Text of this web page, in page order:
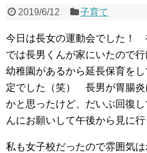
2019/6/12 子育て
今日は長女の運動会でした！
では長男くんが家にいたので
幼稚園があるから延長保育をし
定でした（笑） 長男が胃腸炎
かと思ったけど、だいぶ回復
んにお願いして午後から見に行
私も女子校だったので雰囲気